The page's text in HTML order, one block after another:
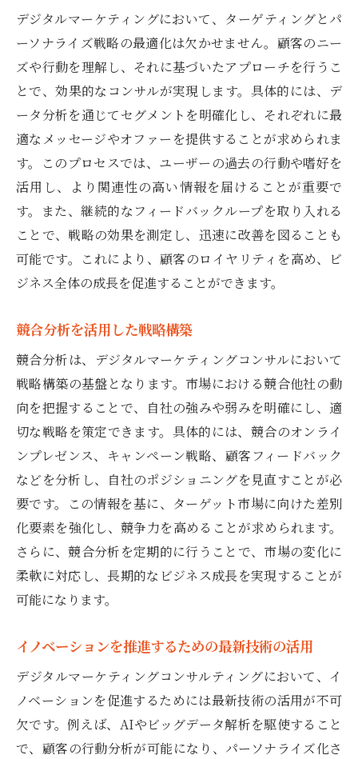
デジタルマーケティングにおいて、ターゲティングとパ
ーソナライズ戦略の最適化は欠かせません。顧客のニー
ズや行動を理解し、それに基づいたアプローチを行うこ
とで、効果的なコンサルが実現します。具体的には、デ
ータ分析を通じてセグメントを明確化し、それぞれに最
適なメッセージやオファーを提供することが求められま
す。このプロセスでは、ユーザーの過去の行動や嗜好を
活用し、より関連性の高い情報を届けることが重要で
す。また、継続的なフィードバックループを取り入れる
ことで、戦略の効果を測定し、迅速に改善を図ることも
可能です。これにより、顧客のロイヤリティを高め、ビ
ジネス全体の成長を促進することができます。
競合分析を活用した戦略構築
競合分析は、デジタルマーケティングコンサルにおいて
戦略構築の基盤となります。市場における競合他社の動
向を把握することで、自社の強みや弱みを明確にし、適
切な戦略を策定できます。具体的には、競合のオンライ
ンプレゼンス、キャンペーン戦略、顧客フィードバック
などを分析し、自社のポジショニングを見直すことが必
要です。この情報を基に、ターゲット市場に向けた差別
化要素を強化し、競争力を高めることが求められます。
さらに、競合分析を定期的に行うことで、市場の変化に
柔軟に対応し、長期的なビジネス成長を実現することが
可能になります。
イノベーションを推進するための最新技術の活用
デジタルマーケティングコンサルティングにおいて、イ
ノベーションを促進するためには最新技術の活用が不可
欠です。例えば、AIやビッグデータ解析を駆使すること
で、顧客の行動分析が可能になり、パーソナライズ化さ